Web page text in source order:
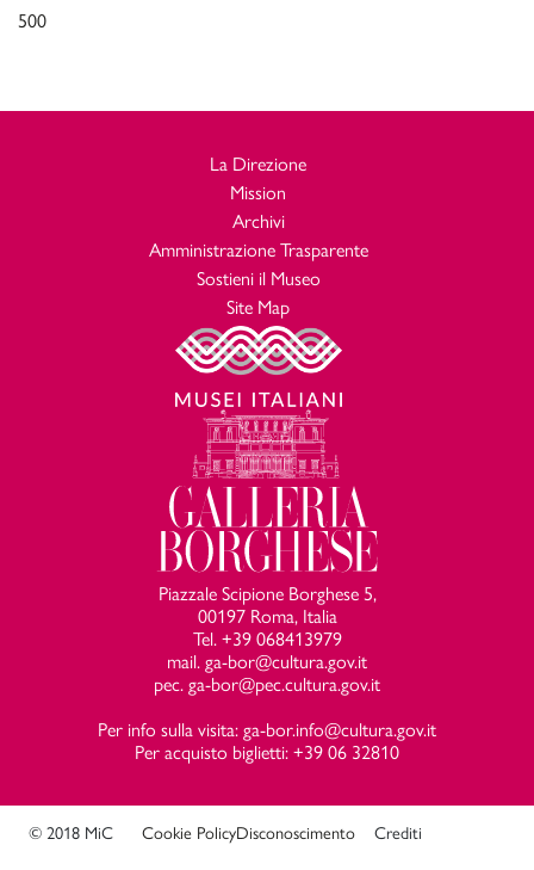
500
La Direzione
Mission
Archivi
Amministrazione Trasparente
Sostieni il Museo
Site Map
Piazzale Scipione Borghese 5,
00197 Roma, Italia
Tel. +39 068413979
mail. ga-bor@cultura.gov.it
pec. ga-bor@pec.cultura.gov.it
Per info sulla visita: ga-bor.info@cultura.gov.it
Per acquisto biglietti: +39 06 32810
© 2018 MiC Cookie PolicyDisconoscimento Crediti